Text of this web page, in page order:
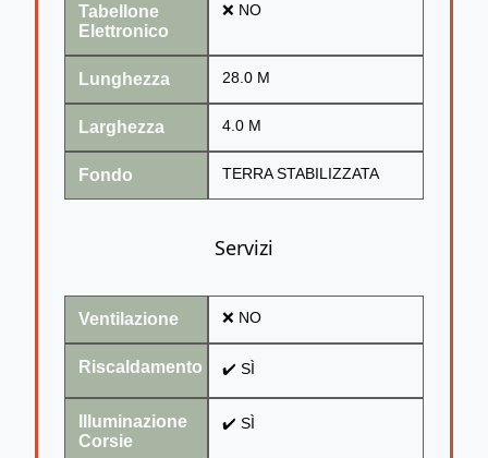
Tabellone
Elettronico
❌ NO
Lunghezza 28.0 M
Larghezza 4.0 M
Fondo TERRA STABILIZZATA
Servizi
Ventilazione ❌ NO
Riscaldamento ✔️ SÌ
Illuminazione
Corsie
✔️ SÌ